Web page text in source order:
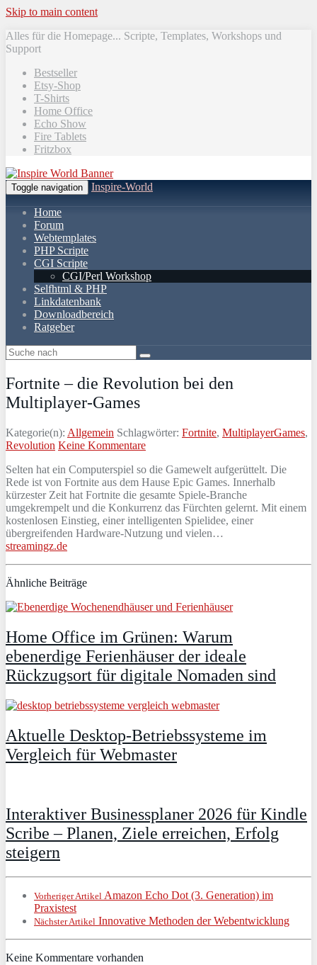
Skip to main content
Alles für die Homepage... Scripte, Templates, Workshops und
Support
Bestseller
Etsy-Shop
T-Shirts
Home Office
Echo Show
Fire Tablets
Fritzbox
Toggle navigation Inspire-World
Home
Forum
Webtemplates
PHP Scripte
CGI Scripte
CGI/Perl Workshop
Selfhtml & PHP
Linkdatenbank
Downloadbereich
Ratgeber
Fortnite – die Revolution bei den
Multiplayer-Games
Kategorie(n): Allgemein Schlagwörter: Fortnite, MultiplayerGames,
Revolution Keine Kommentare
Selten hat ein Computerspiel so die Gamewelt aufgerüttelt. Die
Rede ist von Fortnite aus dem Hause Epic Games. Innerhalb
kürzester Zeit hat Fortnite die gesamte Spiele-Branche
umgekrempelt und die Konkurrenz das Fürchten gelernt. Mit einem
kostenlosen Einstieg, einer intelligenten Spielidee, einer
übergreifenden Hardware-Nutzung und vielen…
streamingz.de
Ähnliche Beiträge
Home Office im Grünen: Warum
ebenerdige Ferienhäuser der ideale
Rückzugsort für digitale Nomaden sind
Aktuelle Desktop-Betriebssysteme im
Vergleich für Webmaster
Interaktiver Businessplaner 2026 für Kindle
Scribe – Planen, Ziele erreichen, Erfolg
steigern
Vorheriger Artikel Amazon Echo Dot (3. Generation) im
Praxistest
Nächster Artikel Innovative Methoden der Webentwicklung
Keine Kommentare vorhanden